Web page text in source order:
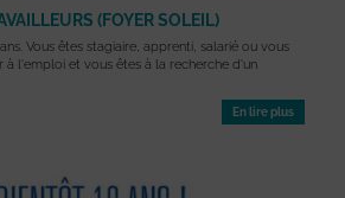
(FOYER SOLEIL)
Vous êtes stagiaire, apprenti, salarié ou vous
à l'emploi et vous êtes à la recherche d'un
En lire plus